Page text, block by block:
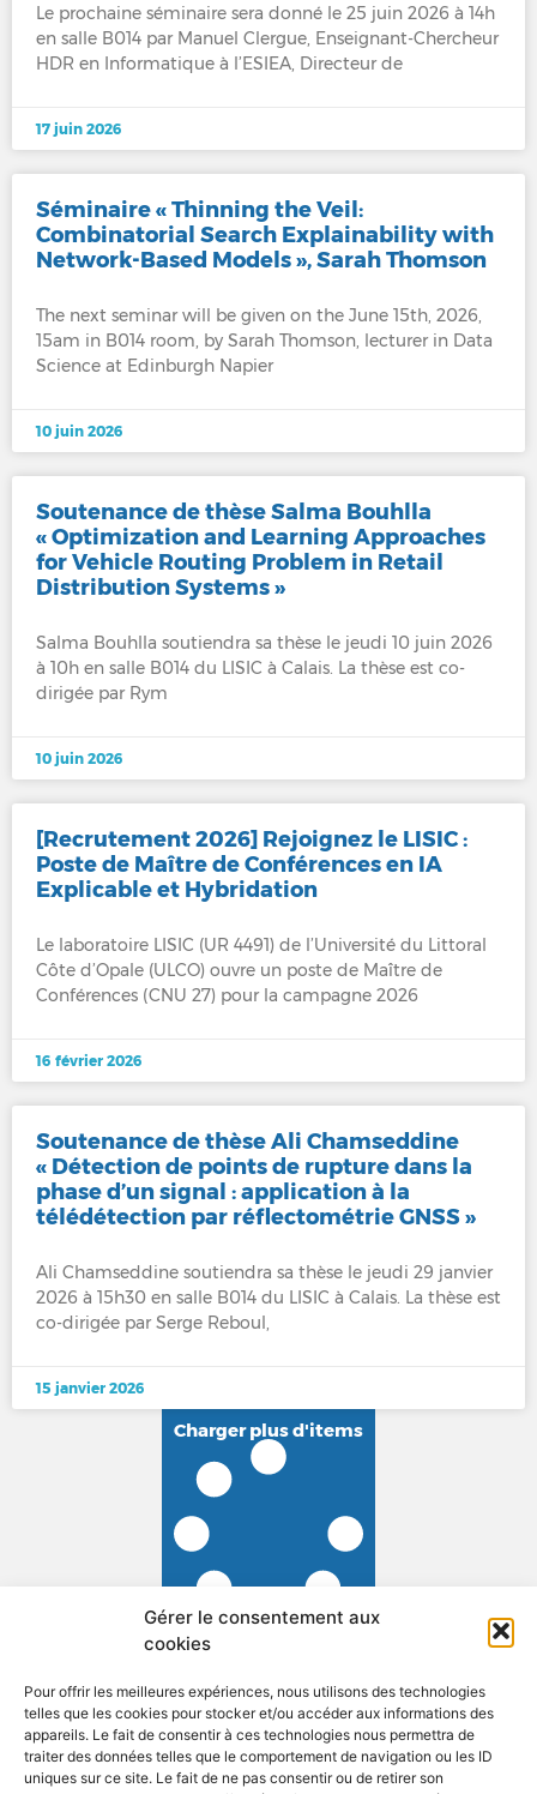
Gérer le consentement aux
cookies
Pour offrir les meilleures expériences, nous utilisons des technologies
telles que les cookies pour stocker et/ou accéder aux informations des
appareils. Le fait de consentir à ces technologies nous permettra de
traiter des données telles que le comportement de navigation ou les ID
uniques sur ce site. Le fait de ne pas consentir ou de retirer son
Le prochaine séminaire sera donné le 25 juin 2026 à 14h
en salle B014 par Manuel Clergue, Enseignant-Chercheur
HDR en Informatique à l’ESIEA, Directeur de
17 juin 2026
Séminaire « Thinning the Veil:
Combinatorial Search Explainability with
Network-Based Models », Sarah Thomson
The next seminar will be given on the June 15th, 2026,
15am in B014 room, by Sarah Thomson, lecturer in Data
Science at Edinburgh Napier
10 juin 2026
Soutenance de thèse Salma Bouhlla
« Optimization and Learning Approaches
for Vehicle Routing Problem in Retail
Distribution Systems »
Salma Bouhlla soutiendra sa thèse le jeudi 10 juin 2026
à 10h en salle B014 du LISIC à Calais. La thèse est co-
dirigée par Rym
10 juin 2026
[Recrutement 2026] Rejoignez le LISIC :
Poste de Maître de Conférences en IA
Explicable et Hybridation
Le laboratoire LISIC (UR 4491) de l’Université du Littoral
Côte d’Opale (ULCO) ouvre un poste de Maître de
Conférences (CNU 27) pour la campagne 2026
16 février 2026
Soutenance de thèse Ali Chamseddine
« Détection de points de rupture dans la
phase d’un signal : application à la
télédétection par réflectométrie GNSS »
Ali Chamseddine soutiendra sa thèse le jeudi 29 janvier
2026 à 15h30 en salle B014 du LISIC à Calais. La thèse est
co-dirigée par Serge Reboul,
15 janvier 2026
Charger plus d'items